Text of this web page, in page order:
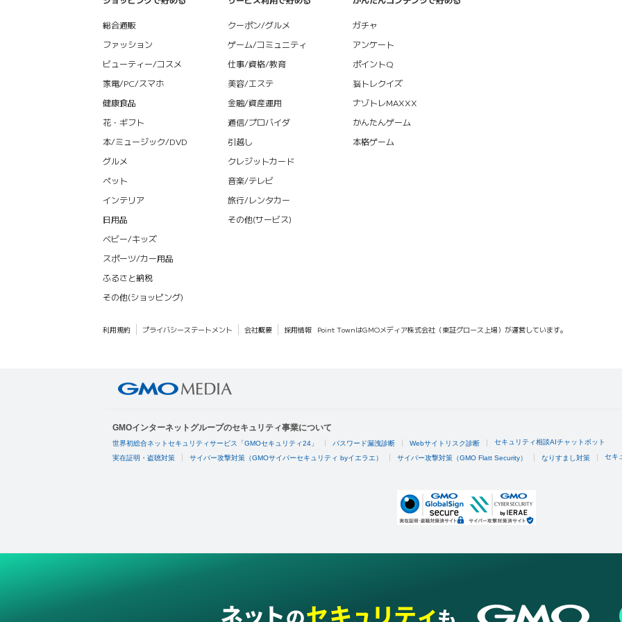
総合通販
ファッション
ビューティー/コスメ
家電/PC/スマホ
健康食品
花・ギフト
本/ミュージック/DVD
グルメ
ペット
インテリア
日用品
ベビー/キッズ
スポーツ/カー用品
ふるさと納税
その他(ショッピング)
クーポン/グルメ
ゲーム/コミュニティ
仕事/資格/教育
美容/エステ
金融/資産運用
通信/プロバイダ
引越し
クレジットカード
音楽/テレビ
旅行/レンタカー
その他(サービス)
ガチャ
アンケート
ポイントQ
脳トレクイズ
ナゾトレMAXXX
かんたんゲーム
本格ゲーム
利用規約 プライバシーステートメント 会社概要 採用情報 Point TownはGMOメディア株式会社（東証グロース上場）が運営しています。
GMOインターネットグループのセキュリティ事業について
世界初総合ネットセキュリティサービス「GMOセキュリティ24」 パスワード漏洩診断 Webサイトリスク診断 セキュリティ相談AIチャットボット
実在証明・盗聴対策 サイバー攻撃対策（GMOサイバーセキュリティ byイエラエ） サイバー攻撃対策（GMO Flatt Security） なりすまし対策 セキ